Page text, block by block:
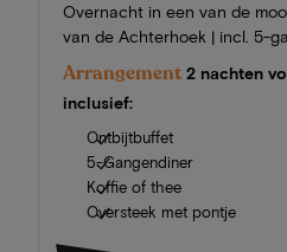
Overnacht in een van de
van de Achterhoek | incl. 5-
Arrangement 2 nachten
inclusief:
Ontbijtbuffet
5-Gangendiner
Koffie of thee
Oversteek met pontje